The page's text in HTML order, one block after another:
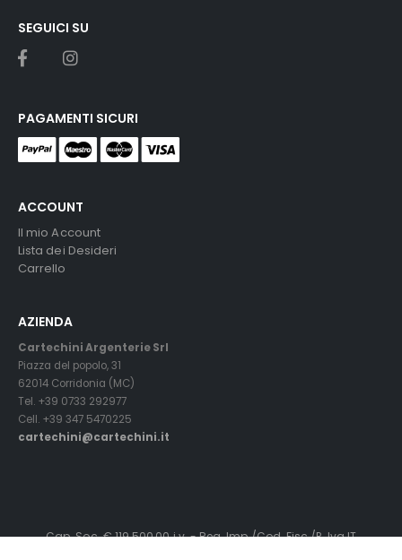
ACCOUNT
Il mio Account
Lista dei Desideri
Carrello
AZIENDA
Cartechini Argenterie Srl
Piazza del popolo, 31
62014 Corridonia (MC)
Tel. +39 0733 292977
Cell. +39 347 5470225
cartechini@cartechini.it
SEGUICI SU
PAGAMENTI SICURI
Cap. Soc. € 119.500,00 i.v. - Reg. Imp./Cod. Fisc./P. Iva IT